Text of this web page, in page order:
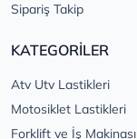
Sipariş Takip
KATEGORİLER
Atv Utv Lastikleri
Motosiklet Lastikleri
Forklift ve İş Makinası